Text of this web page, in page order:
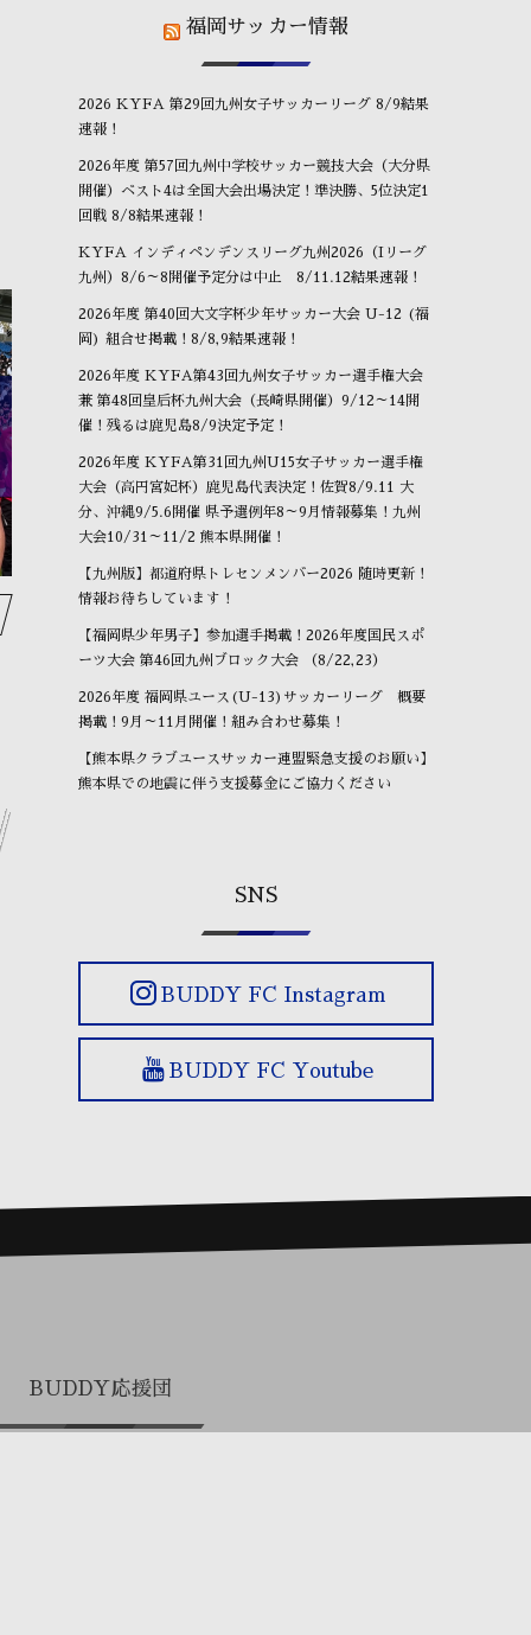
OBが進路報告に来ました⚽
福岡サッカー情報
2026 KYFA 第29回九州女子サッカーリーグ 8/9結果
速報！
2026年度 第57回九州中学校サッカー競技大会（大分県
開催）ベスト4は全国大会出場決定！準決勝、5位決定1
回戦 8/8結果速報！
KYFA インディペンデンスリーグ九州2026（Iリーグ
九州）8/6～8開催予定分は中止 8/11.12結果速報！
2026年度 第40回大文字杯少年サッカー大会 U-12 (福
岡) 組合せ掲載！8/8,9結果速報！
2026年度 KYFA第43回九州女子サッカー選手権大会
兼 第48回皇后杯九州大会（長崎県開催）9/12～14開
催！残るは鹿児島8/9決定予定！
2026年度 KYFA第31回九州U15女子サッカー選手権
大会（高円宮妃杯）鹿児島代表決定！佐賀8/9.11 大
分、沖縄9/5.6開催 県予選例年8～9月情報募集！九州
大会10/31～11/2 熊本県開催！
【九州版】都道府県トレセンメンバー2026 随時更新！
情報お待ちしています！
【福岡県少年男子】参加選手掲載！2026年度国民スポ
ーツ大会 第46回九州ブロック大会 （8/22,23）
2026年度 福岡県ユース(U-13)サッカーリーグ 概要
掲載！9月～11月開催！組み合わせ募集！
【熊本県クラブユースサッカー連盟緊急支援のお願い】
熊本県での地震に伴う支援募金にご協力ください
SNS
BUDDY FC Instagram
BUDDY FC Youtube
BUDDY応援団